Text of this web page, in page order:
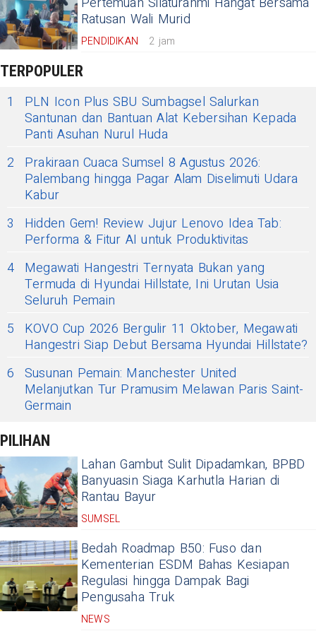
Ratusan Wali Murid
PENDIDIKAN 2 jam
TERPOPULER
1
PLN Icon Plus SBU Sumbagsel Salurkan
Santunan dan Bantuan Alat Kebersihan Kepada
Panti Asuhan Nurul Huda
2
Prakiraan Cuaca Sumsel 8 Agustus 2026:
Palembang hingga Pagar Alam Diselimuti Udara
Kabur
3
Hidden Gem! Review Jujur Lenovo Idea Tab:
Performa & Fitur AI untuk Produktivitas
4 Megawati Hangestri Ternyata Bukan yang
Termuda di Hyundai Hillstate, Ini Urutan Usia
Seluruh Pemain
5
KOVO Cup 2026 Bergulir 11 Oktober, Megawati
Hangestri Siap Debut Bersama Hyundai Hillstate?
6 Susunan Pemain: Manchester United
Melanjutkan Tur Pramusim Melawan Paris Saint-
Germain
PILIHAN
Lahan Gambut Sulit Dipadamkan, BPBD
Banyuasin Siaga Karhutla Harian di
Rantau Bayur
SUMSEL
Bedah Roadmap B50: Fuso dan
Kementerian ESDM Bahas Kesiapan
Regulasi hingga Dampak Bagi
Pengusaha Truk
NEWS